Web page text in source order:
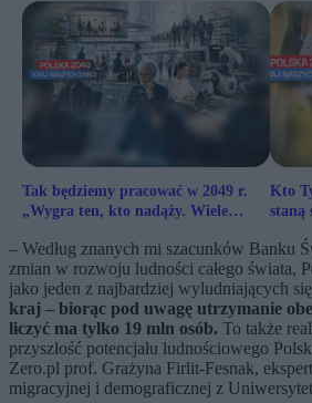
Tak będziemy pracować w 2049 r.
„Wygra ten, kto nadąży. Wiele
Kto
staną
– Według znanych mi szacunków Banku
zmian w rozwoju ludności całego świata,
jako jeden z najbardziej wyludniających
kraj – biorąc pod uwagę utrzymanie
liczyć ma tylko 19 mln osób. To także
przyszłość potencjału ludnościowego
Zero.pl prof. Grażyna Firlit-Fesnak,
migracyjnej i demograficznej z